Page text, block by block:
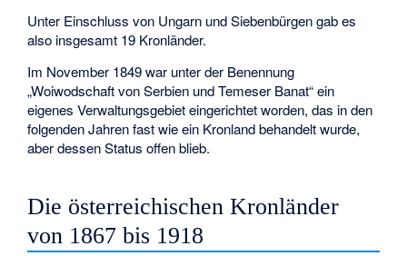
Unter Einschluss von Ungarn und Siebenbürgen gab es
also insgesamt 19 Kronländer.
Im November 1849 war unter der Benennung
„Woiwodschaft von Serbien und Temeser Banat“ ein
eigenes Verwaltungsgebiet eingerichtet worden, das in den
folgenden Jahren fast wie ein Kronland behandelt wurde,
aber dessen Status offen blieb.
Die österreichischen Kronländer
von 1867 bis 1918